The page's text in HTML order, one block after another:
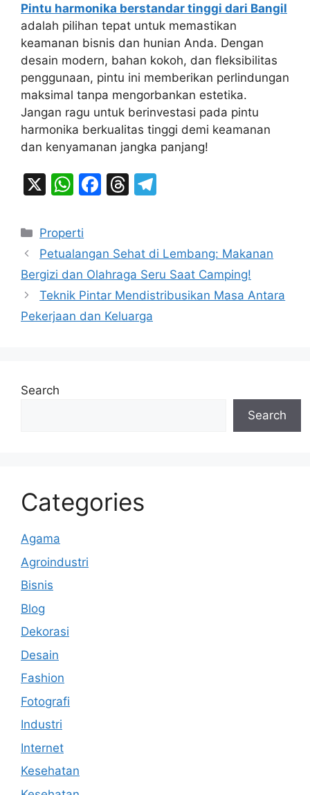
Pintu harmonika berstandar tinggi dari Bangil
adalah pilihan tepat untuk memastikan
keamanan bisnis dan hunian Anda. Dengan
desain modern, bahan kokoh, dan fleksibilitas
penggunaan, pintu ini memberikan perlindungan
maksimal tanpa mengorbankan estetika.
Jangan ragu untuk berinvestasi pada pintu
harmonika berkualitas tinggi demi keamanan
dan kenyamanan jangka panjang!
X
W
at
s
A
p
p
F
e
b
o
o
T
a
d
s
gr
a
m
Categories
Properti
Petualangan Sehat di Lembang: Makanan
Bergizi dan Olahraga Seru Saat Camping!
Teknik Pintar Mendistribusikan Masa Antara
Pekerjaan dan Keluarga
Search
Search
Categories
Agama
Agroindustri
Bisnis
Blog
Dekorasi
Desain
Fashion
Fotografi
Industri
Internet
Kesehatan